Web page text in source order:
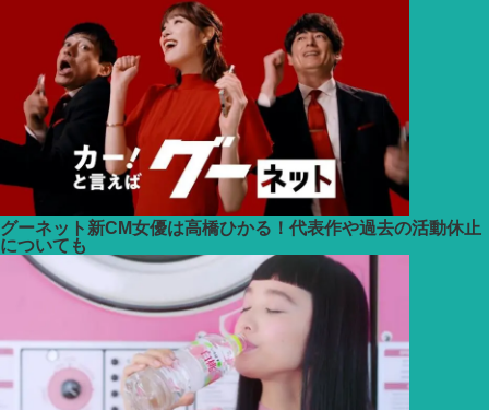
グーネット新CM女優は高橋ひかる！代表作や過去の活動休止
についても